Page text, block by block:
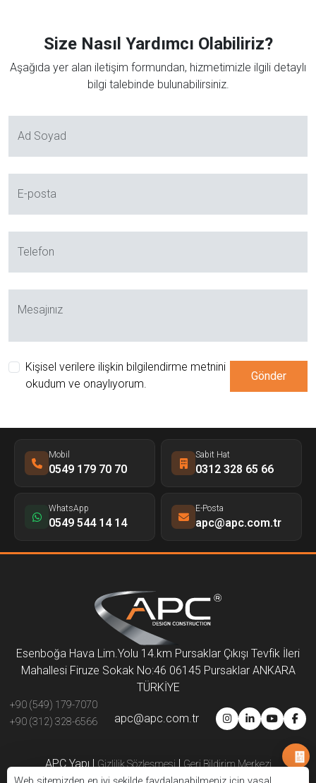
Size Nasıl Yardımcı Olabiliriz?
Aşağıda yer alan iletişim formundan, hizmetimizle ilgili detaylı
bilgi talebinde bulunabilirsiniz.
Ad Soyad
E-posta
Telefon
Mesajınız
Kişisel verilere ilişkin bilgilendirme metnini
okudum ve onaylıyorum.
Gönder
Mobil
0549 179 70 70
Sabit Hat
0312 328 65 66
WhatsApp
0549 544 14 14
E-Posta
apc@apc.com.tr
Esenboğa Hava Lim.Yolu 14.km Pursaklar Çıkışı Tevfik İleri
Mahallesi Firuze Sokak No:46 06145 Pursaklar ANKARA
TÜRKİYE
+90 (549) 179-7070
+90 (312) 328-6566
apc@apc.com.tr
APC Yapı| Gizlilik Sözleşmesi | Geri Bildirim Merkezi